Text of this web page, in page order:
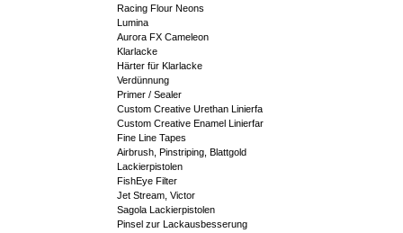
Racing Flour Neons
Lumina
Aurora FX Cameleon
Klarlacke
Härter für Klarlacke
Verdünnung
Primer / Sealer
Custom Creative Urethan Linierfa
Custom Creative Enamel Linierfar
Fine Line Tapes
Airbrush, Pinstriping, Blattgold
Lackierpistolen
FishEye Filter
Jet Stream, Victor
Sagola Lackierpistolen
Pinsel zur Lackausbesserung